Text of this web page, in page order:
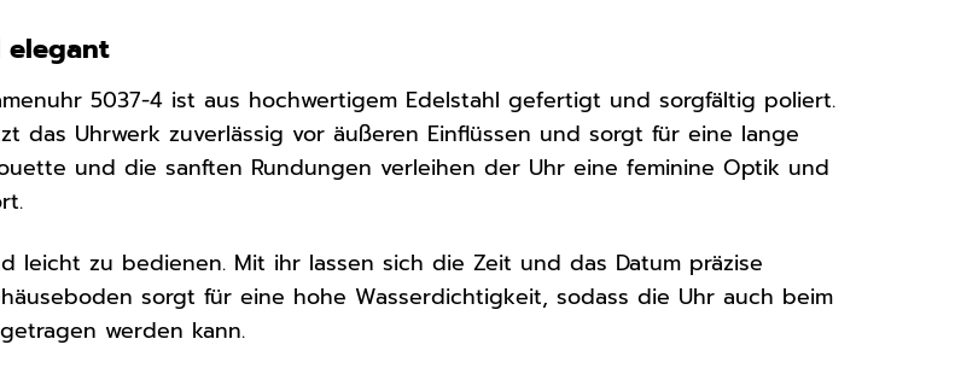
elegant
5037-4 ist aus hochwertigem Edelstahl gefertigt und sorgfältig poliert.
das Uhrwerk zuverlässig vor äußeren Einflüssen und sorgt für eine lange
und die sanften Rundungen verleihen der Uhr eine feminine Optik und
leicht zu bedienen. Mit ihr lassen sich die Zeit und das Datum präzise
sorgt für eine hohe Wasserdichtigkeit, sodass die Uhr auch beim
werden kann.